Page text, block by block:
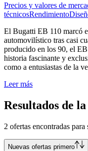
Precios y valores de
técnicosRendimiento
El Bugatti EB 110 marcó
automovilístico tras casi
producido en los 90, el
historia fascinante y
como a entusiastas de la
Leer más
Resultados de
2 ofertas encontradas para
Nuevas ofertas primero